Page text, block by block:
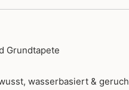
Grundtapete
wasserbasiert &